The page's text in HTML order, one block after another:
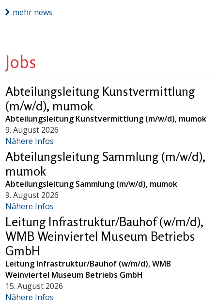
mehr news
Jobs
Abteilungsleitung Kunstvermittlung
(m/w/d), mumok
Abteilungsleitung Kunstvermittlung (m/w/d), mumok
9. August 2026
Nähere Infos
Abteilungsleitung Sammlung (m/w/d),
mumok
Abteilungsleitung Sammlung (m/w/d), mumok
9. August 2026
Nähere Infos
Leitung Infrastruktur/Bauhof (w/m/d),
WMB Weinviertel Museum Betriebs
GmbH
Leitung Infrastruktur/Bauhof (w/m/d), WMB
Weinviertel Museum Betriebs GmbH
15. August 2026
Nähere Infos